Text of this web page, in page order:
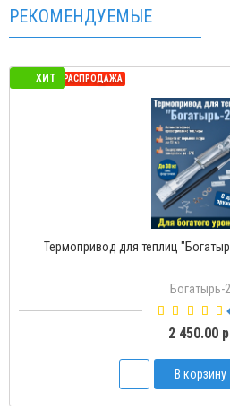
РЕКОМЕНДУЕМЫЕ
ХИТ
СЕЗОННАЯ РАСПРОДАЖА
Термопривод для теплиц
Богатырь-2
2 450.00
В корзину